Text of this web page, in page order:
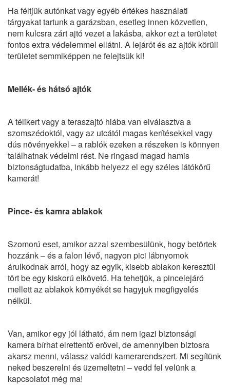
Ha féltjük autónkat vagy egyéb értékes használati
tárgyakat tartunk a garázsban, esetleg innen közvetlen,
nem kulcsra zárt ajtó vezet a lakásba, akkor ezt a területet
fontos extra védelemmel ellátni. A lejárót és az ajtók körüli
területet semmiképpen ne felejtsük ki!
Mellék- és hátsó ajtók
A télikert vagy a teraszajtó hiába van elválasztva a
szomszédoktól, vagy az utcától magas kerítésekkel vagy
dús növényekkel – a rablók ezeken a részeken is könnyen
találhatnak védelmi rést. Ne ringasd magad hamis
biztonságtudatba, inkább helyezz el egy széles látókörű
kamerát!
Pince- és kamra ablakok
Szomorú eset, amikor azzal szembesülünk, hogy betörtek
hozzánk – és a falon lévő, nagyon pici lábnyomok
árulkodnak arról, hogy az egyik, kisebb ablakon keresztül
tört be egy kiskorú elkövető. Ha tehetjük, a pincelejáró
mellett az ablakok környékét se hagyjuk megfigyelés
nélkül.
Van, amikor egy jól látható, ám nem igazi biztonsági
kamerabírhat elrettentő erővel, de amennyiben biztosra
akarsz menni, válassz valódi kamerarendszert. Mi segítünk
neked beszerelni és üzemeltetni – vedd fel velünk a
kapcsolatot még ma!